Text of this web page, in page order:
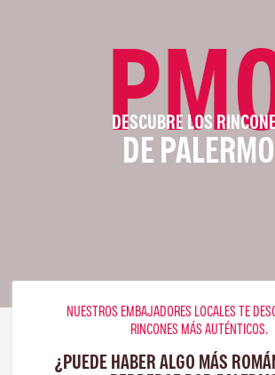
DESCUBRE LOS
DE PALERMO
NUESTROS EMBAJADORES LOCALES TE
RINCONES MÁS AUTÉNTICOS.
¿PUEDE HABER ALGO MÁS